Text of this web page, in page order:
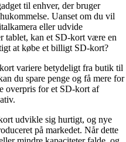
til enhver, der bruger
Uanset om du vil
eller udvide
tablet, kan et SD-kort være en
at købe et billigt SD-kort?
variere betydeligt fra butik til
du spare penge og få mere for
overpris for et SD-kort af
udvikle sig hurtigt, og nye
på markedet. Når dette